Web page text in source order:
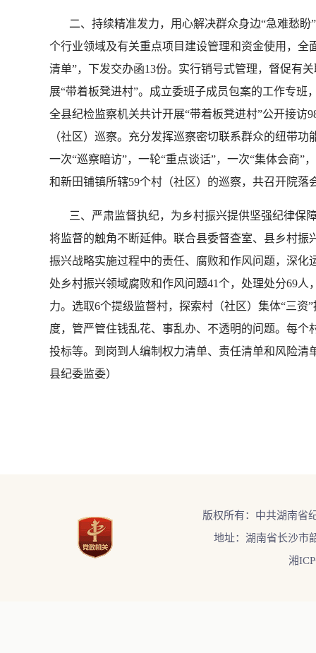
二、持续精准发力，用心解决群众身边“急难愁盼”
个行业领域及有关重点项目建设管理和资金使用，全
清单”，下发交办函13份。实行销号式管理，督促有
展“带着板凳进村”。成立委班子成员包案的工作专
全县纪检监察机关共计开展“带着板凳进村”公开接访
（社区）巡察。充分发挥巡察密切联系群众的纽带
一次“巡察暗访”，一轮“重点谈话”，一次“集体会商
和新田铺镇所辖59个村（社区）的巡察，共召开院
三、严肃监督执纪，为乡村振兴提供坚强纪律保
将监督的触角不断延伸。联合县委督查室、县乡村
振兴战略实施过程中的责任、腐败和作风问题，深
处乡村振兴领域腐败和作风问题41个，处理处分69
力。选取6个提级监督村，探索村（社区）集体“三
度，管严管住钱乱花、事乱办、不透明的问题。每
投标等。到岗到人编制权力清单、责任清单和风险清
县纪委监委）
版权所有：中共湖南省
地址：湖南省长沙市
湘